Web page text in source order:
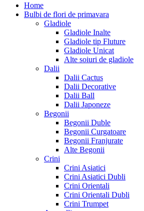
Home
Bulbi de flori de primavara
Gladiole
Gladiole Inalte
Gladiole tip Fluture
Gladiole Unicat
Alte soiuri de gladiole
Dalii
Dalii Cactus
Dalii Decorative
Dalii Ball
Dalii Japoneze
Begonii
Begonii Duble
Begonii Curgatoare
Begonii Franjurate
Alte Begonii
Crini
Crini Asiatici
Crini Asiatici Dubli
Crini Orientali
Crini Orientali Dubli
Crini Trumpet